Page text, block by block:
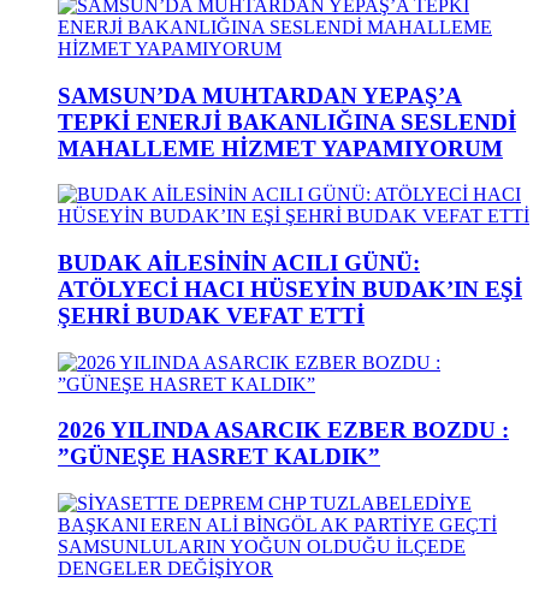
SAMSUN’DA MUHTARDAN YEPAŞ’A
TEPKİ ENERJİ BAKANLIĞINA SESLENDİ
MAHALLEME HİZMET YAPAMIYORUM
BUDAK AİLESİNİN ACILI GÜNÜ:
ATÖLYECİ HACI HÜSEYİN BUDAK’IN EŞİ
ŞEHRİ BUDAK VEFAT ETTİ
2026 YILINDA ASARCIK EZBER BOZDU :
”GÜNEŞE HASRET KALDIK”